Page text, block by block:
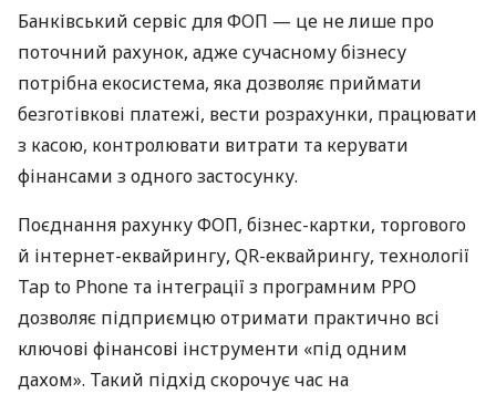
Банківський сервіс для ФОП — це не лише про
поточний рахунок, адже сучасному бізнесу
потрібна екосистема, яка дозволяє приймати
безготівкові платежі, вести розрахунки, працювати
з касою, контролювати витрати та керувати
фінансами з одного застосунку.
Поєднання рахунку ФОП, бізнес-картки, торгового
й інтернет-еквайрингу, QR-еквайрингу, технології
Tap to Phone та інтеграції з програмним РРО
дозволяє підприємцю отримати практично всі
ключові фінансові інструменти «під одним
дахом». Такий підхід скорочує час на